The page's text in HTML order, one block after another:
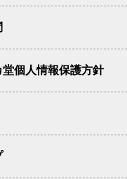
個人情報保護方針